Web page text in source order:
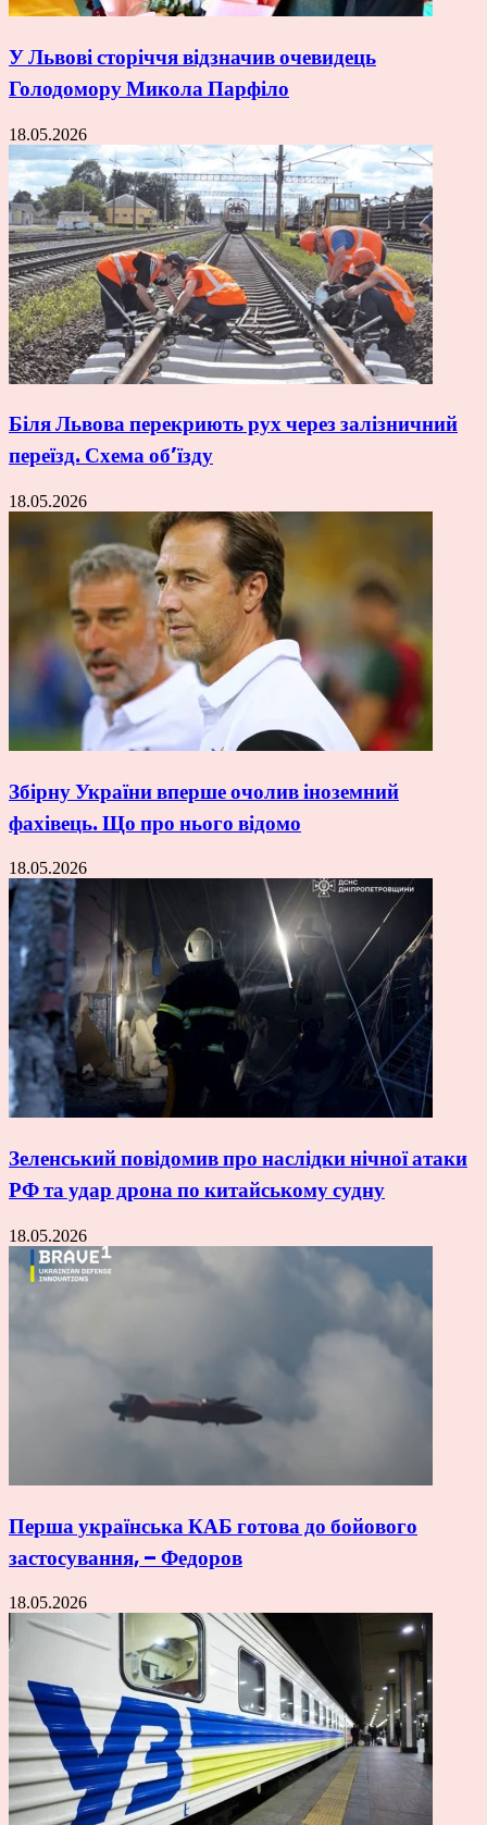
У Львові сторіччя відзначив очевидець
Голодомору Микола Парфіло
18.05.2026
Біля Львова перекриють рух через залізничний
переїзд. Схема об’їзду
18.05.2026
Збірну України вперше очолив іноземний
фахівець. Що про нього відомо
18.05.2026
Зеленський повідомив про наслідки нічної атаки
РФ та удар дрона по китайському судну
18.05.2026
Перша українська КАБ готова до бойового
застосування, – Федоров
18.05.2026